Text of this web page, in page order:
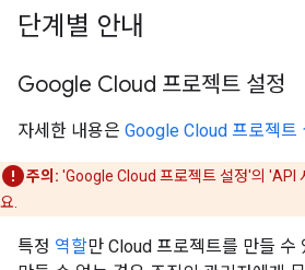
단계별 안내
Google Cloud 프로젝트 설정
자세한 내용은 Google Cloud 프로젝트
주의: 'Google Cloud 프로젝트 설정'의 'API
요.
특정 역할만 Cloud 프로젝트를 만들 수